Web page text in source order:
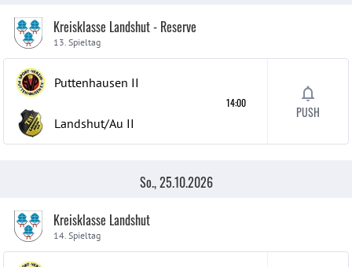
Kreisklasse Landshut - Reserve
13. Spieltag
Puttenhausen II
Landshut/Au II
14:00
PUSH
So., 25.10.2026
Kreisklasse Landshut
14. Spieltag